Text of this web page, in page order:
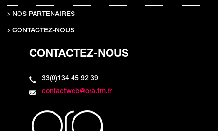
NOS PARTENAIRES
CONTACTEZ-NOUS
CONTACTEZ-NOUS
33(0)134 45 92 39
contactweb@ora.tm.fr